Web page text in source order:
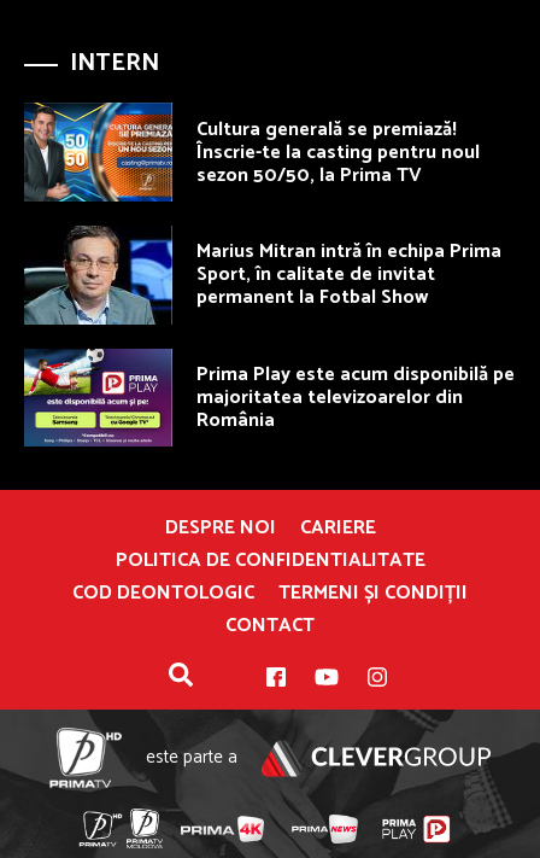
INTERN
Cultura generală se premiază!
Înscrie-te la casting pentru noul
sezon 50/50, la Prima TV
Marius Mitran intră în echipa Prima
Sport, în calitate de invitat
permanent la Fotbal Show
Prima Play este acum disponibilă pe
majoritatea televizoarelor din
România
DESPRE NOI
CARIERE
POLITICA DE CONFIDENTIALITATE
COD DEONTOLOGIC
TERMENI ȘI CONDIȚII
CONTACT
este parte a